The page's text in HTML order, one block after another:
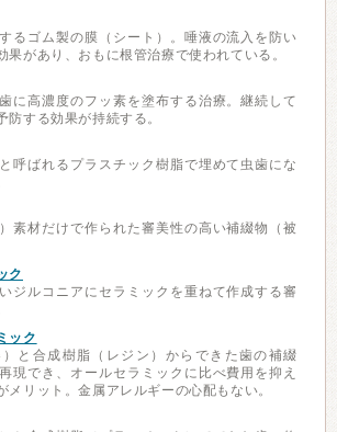
るゴム製の膜（シート）。唾液の流入を防い
果があり、おもに根管治療で使われている。
に高濃度のフッ素を塗布する治療。継続して
防する効果が持続する。
呼ばれるプラスチック樹脂で埋めて虫歯にな
素材だけで作られた審美性の高い補綴物（被
ク
ジルコニアにセラミックを重ねて作成する審
ック
と合成樹脂（レジン）からできた歯の補綴
現でき、オールセラミックに比べ費用を抑え
メリット。金属アレルギーの心配もない。